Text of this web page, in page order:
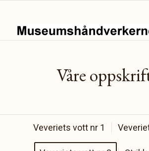
Våre
Veveriets vott nr 1